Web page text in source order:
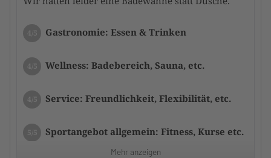
4/5 Gastronomie: Essen & Trinken
4/5 Wellness: Badebereich, Sauna, etc.
4/5 Service: Freundlichkeit, Flexibilität, etc.
5/5 Sportangebot allgemein: Fitness, Kurse etc.
Mehr anzeigen